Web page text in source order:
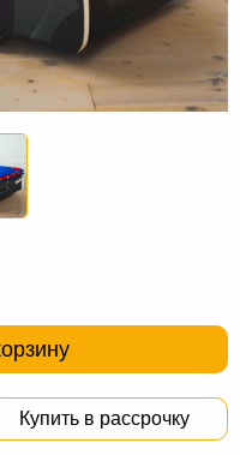
Купить в рассрочку